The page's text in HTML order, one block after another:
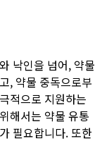
낙인을 넘어, 약물
, 약물 중독으로부
적으로 지원하는
해서는 약물 유통
필요합니다. 또한